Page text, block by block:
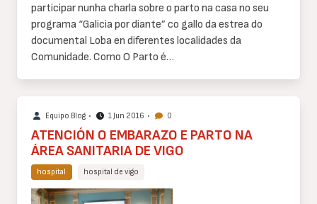
participar nunha charla sobre o parto na casa no seu
programa “Galicia por diante” co gallo da estrea do
documental Loba en diferentes localidades da
Comunidade. Como O Parto é…
Equipo Blog • 1 Jun 2016 • 0
ATENCIÓN O EMBARAZO E PARTO NA
ÁREA SANITARIA DE VIGO
hospital hospital de vigo
Cuerpo